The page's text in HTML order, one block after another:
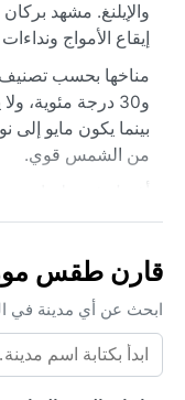
والإيلنغ. مشهد
إيقاع الأمواج
و30 درجة
بينما يكون مايو
من الشمس قوي.
فوق المحيط الهندي
قارن طقس
ابحث عن أي مدينة في